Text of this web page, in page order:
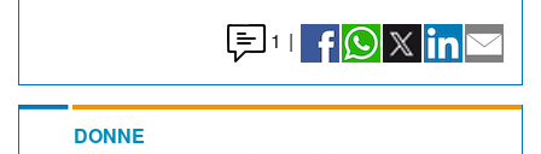
1 |
DONNE